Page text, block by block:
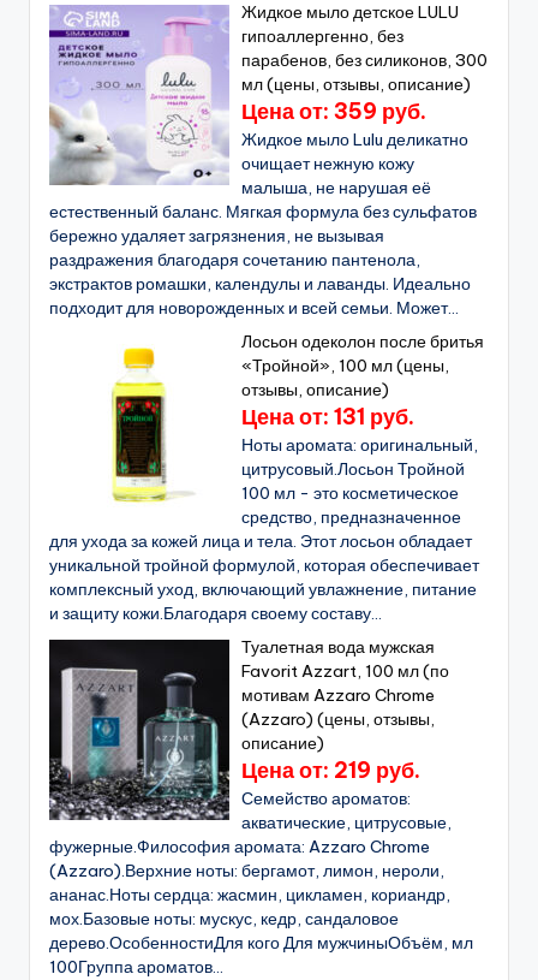
Жидкое мыло детское LULU
гипоаллергенно, без
парабенов, без силиконов, 300
мл (цены, отзывы, описание)
Цена от: 359 руб.
Жидкое мыло Lulu деликатно
очищает нежную кожу
малыша, не нарушая её
естественный баланс. Мягкая формула без сульфатов
бережно удаляет загрязнения, не вызывая
раздражения благодаря сочетанию пантенола,
экстрактов ромашки, календулы и лаванды. Идеально
подходит для новорожденных и всей семьи. Может...
Лосьон одеколон после бритья
«Тройной», 100 мл (цены,
отзывы, описание)
Цена от: 131 руб.
Ноты аромата: оригинальный,
цитрусовый.Лосьон Тройной
100 мл - это косметическое
средство, предназначенное
для ухода за кожей лица и тела. Этот лосьон обладает
уникальной тройной формулой, которая обеспечивает
комплексный уход, включающий увлажнение, питание
и защиту кожи.Благодаря своему составу...
Туалетная вода мужская
Favorit Azzart, 100 мл (по
мотивам Azzaro Chrome
(Azzaro) (цены, отзывы,
описание)
Цена от: 219 руб.
Семейство ароматов:
акватические, цитрусовые,
фужерные.Философия аромата: Azzaro Chrome
(Azzaro).Верхние ноты: бергамот, лимон, нероли,
ананас.Ноты сердца: жасмин, цикламен, кориандр,
мох.Базовые ноты: мускус, кедр, сандаловое
дерево.ОсобенностиДля кого Для мужчиныОбъём, мл
100Группа ароматов...